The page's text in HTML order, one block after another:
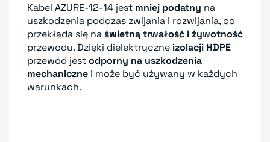
Kabel AZURE-12-14 jest mniej podatny na
uszkodzenia podczas zwijania i rozwijania, co
przekłada się naświetną trwałość i żywotność
przewodu. Dzięki dielektryczne izolacji HDPE
przewód jestodporny na uszkodzenia
mechaniczne i może być używany w każdych
warunkach.